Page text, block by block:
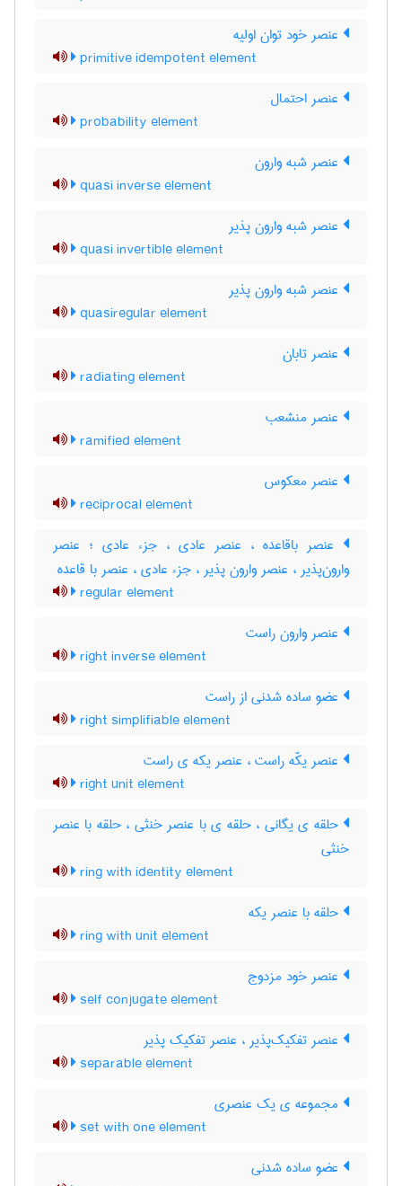
عنصر خود توان اولیه
primitive idempotent element
عنصر احتمال
probability element
عنصر شبه وارون
quasi inverse element
عنصر شبه وارون پذیر
quasi invertible element
عنصر شبه وارون پذیر
quasiregular element
عنصر تابان
radiating element
عنصر منشعب
ramified element
عنصر معکوس
reciprocal element
عنصر باقاعده ، عنصر عادی ، جزء عادی ؛ عنصر
وارون‌پذیر ، عنصر وارون پذیر ، جزء عادی ، عنصر با قاعده
regular element
عنصر وارون راست
right inverse element
عضو ساده شدنی از راست
right simplifiable element
عنصر یکّه راست ، عنصر یکه ی راست
right unit element
حلقه ی یگانی ، حلقه ی با عنصر خنثی ، حلقه با عنصر
خنثی
ring with identity element
حلقه با عنصر یکه
ring with unit element
عنصر خود مزدوج
self conjugate element
عنصر تفکیک‌پذیر ، عنصر تفکیک پذیر
separable element
مجموعه ی یک عنصری
set with one element
عضو ساده شدنی